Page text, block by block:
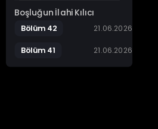
Boşluğun İlahi Kılıcı
Bölüm 42 21.06.2026
Bölüm 41 21.06.2026